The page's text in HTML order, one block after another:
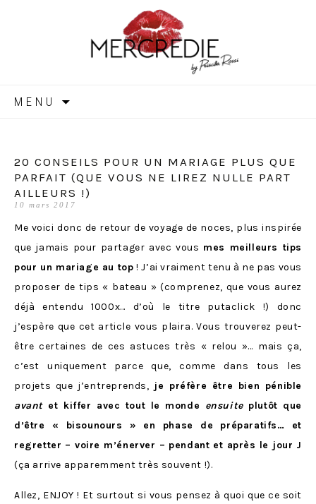
MERCREDIE
MENU
20 CONSEILS POUR UN MARIAGE PLUS QUE
PARFAIT (QUE VOUS NE LIREZ NULLE PART
AILLEURS !)
10 mars 2017
Me voici donc de retour de voyage de noces, plus inspirée
que jamais pour partager avec vous mes meilleurs tips
pour un mariage au top ! J’ai vraiment tenu à ne pas vous
proposer de tips « bateau » (comprenez, que vous aurez
déjà entendu 1000x… d’où le titre putaclick !) donc
j’espère que cet article vous plaira. Vous trouverez peut-
être certaines de ces astuces très « relou »… mais ça,
c’est uniquement parce que, comme dans tous les
projets que j’entreprends, je préfère être bien pénible
avant et kiffer avec tout le monde ensuiteplutôt que
d’être « bisounours » en phase de préparatifs… et
regretter – voire m’énerver – pendant et après le jour J
(ça arrive apparemment très souvent !).
Allez, ENJOY ! Et surtout si vous pensez à quoi que ce soit